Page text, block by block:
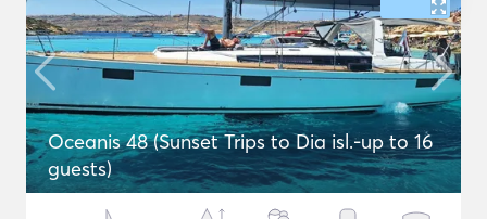
Oceanis 48 (Sunset Trips to Dia isl.-up to 16
guests)